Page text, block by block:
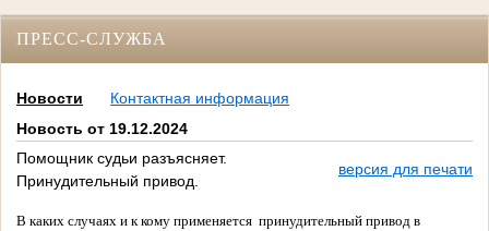
ПРЕСС-СЛУЖБА
Новости
Контактная информация
Новость от 19.12.2024
Помощник судьи разъясняет.
Принудительный привод.
версия для печати
В каких случаях и к кому применяется принудительный привод в